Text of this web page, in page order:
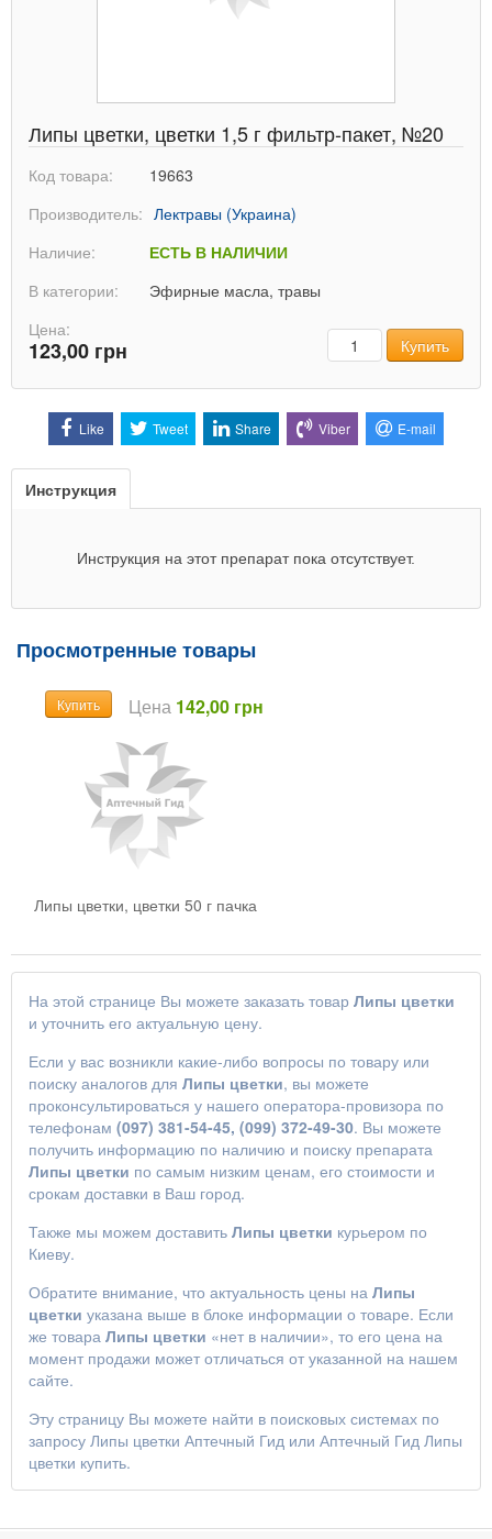
Липы цветки, цветки 1,5 г фильтр-пакет, №20
Код товара:
19663
Производитель: Лектравы (Украина)
Наличие:
ЕСТЬ В НАЛИЧИИ
В категории:
Эфирные масла, травы
Цена:
123,00 грн КоличествоКупить
Like Tweet Share Viber E-mail
Инструкция
Инструкция на этот препарат пока отсутствует.
Просмотренные товары
Купить Цена 142,00 грн
Липы цветки, цветки 50 г пачка
На этой странице Вы можете заказать товар Липы цветки
и уточнить его актуальную цену.
Если у вас возникли какие-либо вопросы по товару или
поиску аналогов для Липы цветки, вы можете
проконсультироваться у нашего оператора-провизора по
телефонам (097) 381-54-45, (099) 372-49-30. Вы можете
получить информацию по наличию и поиску препарата
Липы цветки по самым низким ценам, его стоимости и
срокам доставки в Ваш город.
Также мы можем доставить Липы цветки курьером по
Киеву.
Обратите внимание, что актуальность цены на Липы
цветки указана выше в блоке информации о товаре. Если
же товара Липы цветки «нет в наличии», то его цена на
момент продажи может отличаться от указанной на нашем
сайте.
Эту страницу Вы можете найти в поисковых системах по
запросу Липы цветки Аптечный Гид или Аптечный Гид Липы
цветки купить.